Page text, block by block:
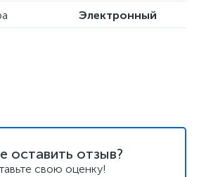
Электронный
оставить отзыв?
свою оценку!